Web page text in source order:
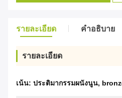
รายละเอียด คําอธิบาย
รายละเอียด
เน้น: ประติมากรรมผนังนูน,